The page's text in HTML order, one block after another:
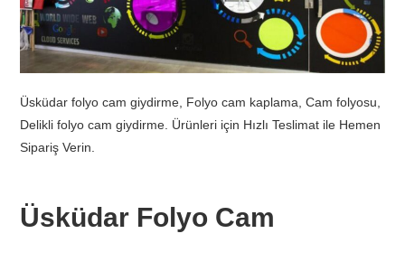
Üsküdar folyo cam giydirme, Folyo cam kaplama, Cam folyosu,
Delikli folyo cam giydirme. Ürünleri için Hızlı Teslimat ile Hemen
Sipariş Verin.
Üsküdar Folyo Cam